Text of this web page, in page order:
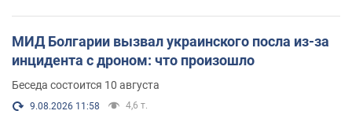
МИД Болгарии вызвал украинского посла из-за
инцидента с дроном: что произошло
Беседа состоится 10 августа
9.08.2026 11:58 4,6 т.